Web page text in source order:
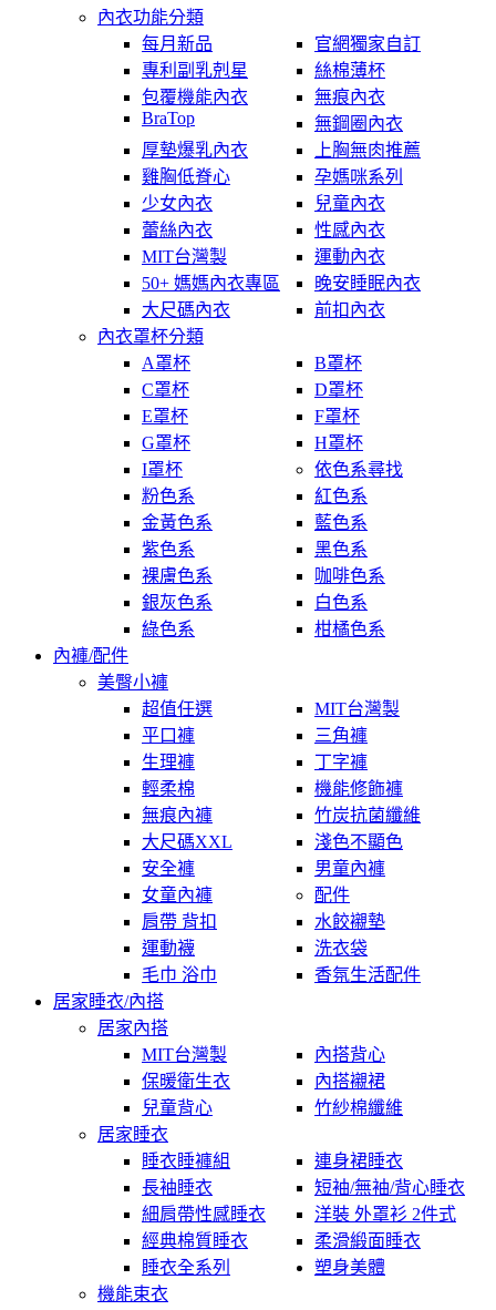
內衣功能分類
每月新品
官網獨家自訂
專利副乳剋星
絲棉薄杯
包覆機能內衣
無痕內衣
BraTop
無鋼圈內衣
厚墊爆乳內衣
上胸無肉推薦
雞胸低脊心
孕媽咪系列
少女內衣
兒童內衣
蕾絲內衣
性感內衣
MIT台灣製
運動內衣
50+ 媽媽內衣專區
晚安睡眠內衣
大尺碼內衣
前扣內衣
內衣罩杯分類
A罩杯
B罩杯
C罩杯
D罩杯
E罩杯
F罩杯
G罩杯
H罩杯
I罩杯
依色系尋找
粉色系
紅色系
金黃色系
藍色系
紫色系
黑色系
裸膚色系
咖啡色系
銀灰色系
白色系
綠色系
柑橘色系
內褲/配件
美臀小褲
超值任選
MIT台灣製
平口褲
三角褲
生理褲
丁字褲
輕柔棉
機能修飾褲
無痕內褲
竹炭抗菌纖維
大尺碼XXL
淺色不顯色
安全褲
男童內褲
女童內褲
配件
肩帶 背扣
水餃襯墊
運動襪
洗衣袋
毛巾 浴巾
香氛生活配件
居家睡衣/內搭
居家內搭
MIT台灣製
內搭背心
保暖衛生衣
內搭襯裙
兒童背心
竹紗棉纖維
居家睡衣
睡衣睡褲組
連身裙睡衣
長袖睡衣
短袖/無袖/背心睡衣
細肩帶性感睡衣
洋裝 外罩衫 2件式
經典棉質睡衣
柔滑緞面睡衣
睡衣全系列
塑身美體
機能束衣